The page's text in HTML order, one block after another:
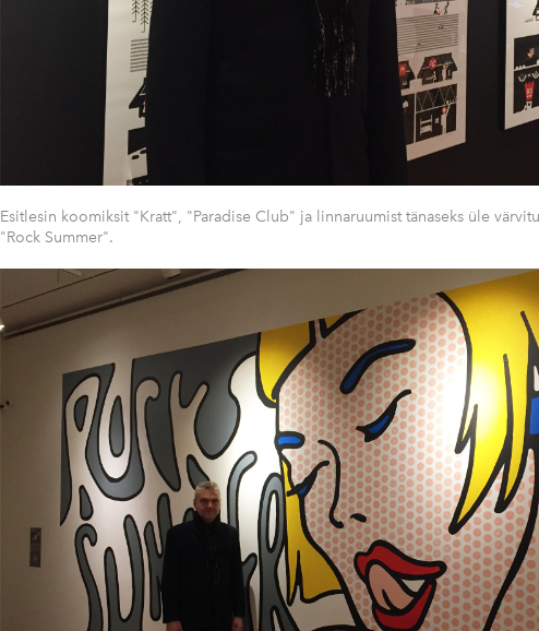
Esitlesin koomiksit "Kratt", "Paradise Club" ja linnaruumist tänaseks üle
"Rock Summer".